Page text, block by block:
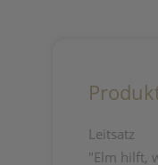
Leitsatz
"Elm hilft,